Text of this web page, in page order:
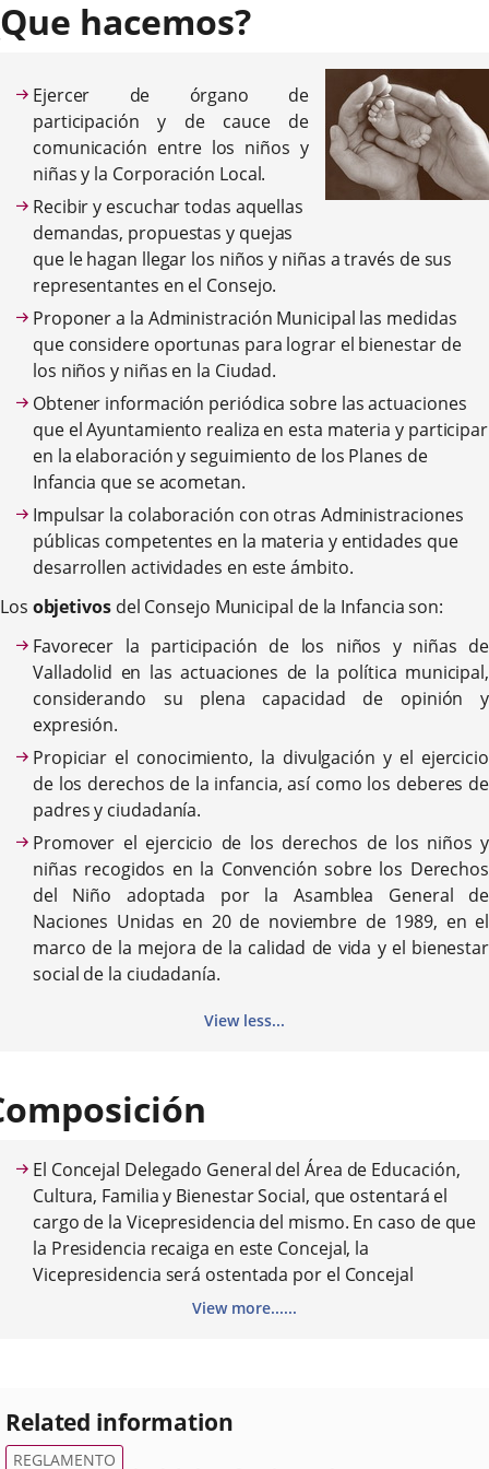
externa.externa.
hacemos?
Ejercer de órgano de
participación y de cauce de
comunicación entre los niños y
niñas y la Corporación Local.
Recibir y escuchar todas aquellas
demandas, propuestas y quejas
que le hagan llegar los niños y niñas a través de sus
representantes en el Consejo.
Proponer a la Administración Municipal las medidas
que considere oportunas para lograr el bienestar de
los niños y niñas en la Ciudad.
Obtener información periódica sobre las actuaciones
que el Ayuntamiento realiza en esta materia y participar
en la elaboración y seguimiento de los Planes de
Infancia que se acometan.
Impulsar la colaboración con otras Administraciones
públicas competentes en la materia y entidades que
desarrollen actividades en este ámbito.
Los objetivosdel Consejo Municipal de la Infancia son:
Favorecer la participación de los niños y niñas de
Valladolid en las actuaciones de la política municipal,
considerando su plena capacidad de opinión y
expresión.
Propiciar el conocimiento, la divulgación y el ejercicio
de los derechos de la infancia, así como los deberes de
padres y ciudadanía.
Promover el ejercicio de los derechos de los niños y
niñas recogidos en la Convención sobre los Derechos
del Niño adoptada por la Asamblea General de
Naciones Unidas en 20 de noviembre de 1989, en el
marco de la mejora de la calidad de vida y el bienestar
social de la ciudadanía.
View less...
El Concejal Delegado General del Área de Educación,
Cultura, Familia y Bienestar Social, que ostentará el
cargo de la Vicepresidencia del mismo. En caso de que
la Presidencia recaiga en este Concejal, la
Vicepresidencia será ostentada por el Concejal
Delegado de Acción Social.
municipales.
Un representante de la Junta de Castilla y León, que
View more......
Related information
REGLAMENTO